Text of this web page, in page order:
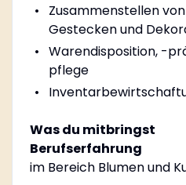
Zusammenstellen
Gestecken und
Warendisposition, -
pflege
Was du mitbringst
Berufserfahrung
im Bereich Blumen und